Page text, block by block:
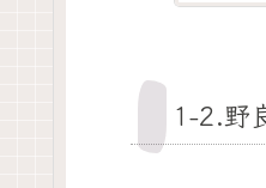
1-2.野